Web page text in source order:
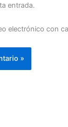
entrada.
electrónico con